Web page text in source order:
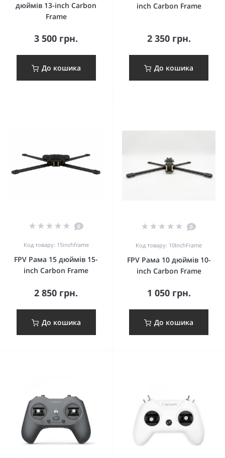
дюймів 13-inch Carbon
Frame
3 500 грн.
До кошика
inch Carbon Frame
2 350 грн.
До кошика
0
Код товару: 15inchframe
FPV Рама 15 дюймів 15-
inch Carbon Frame
2 850 грн.
До кошика
0
Код товару: 10InchFrame
FPV Рама 10 дюймів 10-
inch Carbon Frame
1 050 грн.
До кошика